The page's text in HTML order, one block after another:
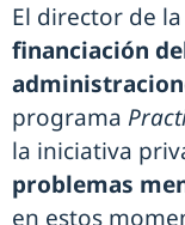
El director de
financiación
programa
la iniciativa
problemas
en estos